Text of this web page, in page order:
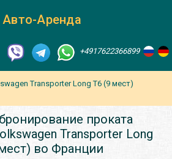
Авто-Аренда
+4917622366899
Transporter Long T6 (9 мест)
проката
Transporter Long
во Франции